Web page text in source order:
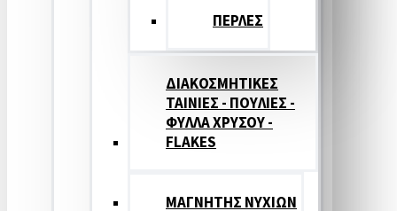
ΠΕΡΛΕΣ
ΔΙΑΚΟΣΜΗΤΙΚΕΣ
ΤΑΙΝΙΕΣ - ΠΟΥΛΙΕΣ -
ΦΥΛΛΑ ΧΡΥΣΟΥ -
FLAKES
ΜΑΓΝΗΤΗΣ ΝΥΧΙΩΝ